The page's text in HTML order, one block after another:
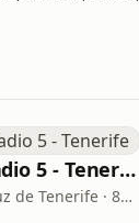
RNE Radio 5 - Tenerife
Santa Cruz de Tenerife · 88.8 FM